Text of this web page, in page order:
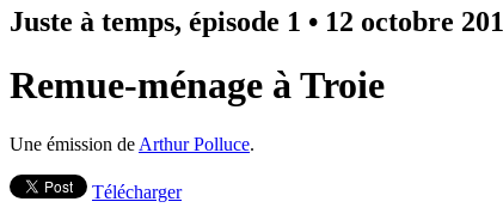
Juste à temps, épisode 1 • 12 octobre
Remue-ménage à Troie
Une émission de Arthur Polluce.
Télécharger